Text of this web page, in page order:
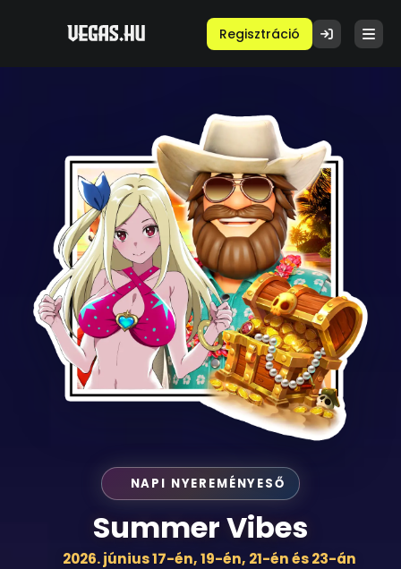
Regisztráció
NAPI NYEREMÉNYESŐ
Summer Vibes
2026. június 17-én, 19-én, 21-én és 23-án